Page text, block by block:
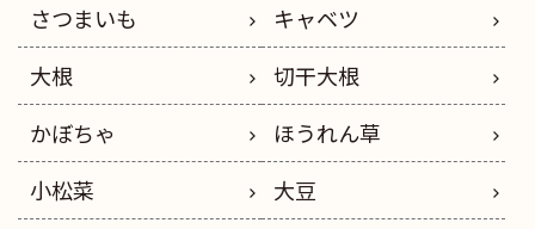
さつまいも
キャベツ
大根
切干大根
かぼちゃ
ほうれん草
小松菜
大豆